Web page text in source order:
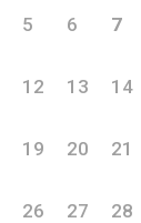
5 6 7
12 13 14
19 20 21
26 27 28